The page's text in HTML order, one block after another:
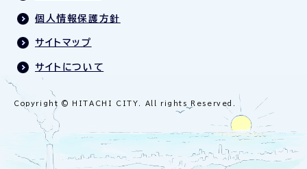
個人情報保護方針
サイトマップ
サイトについて
Copyright © HITACHI CITY. All rights Reserved.